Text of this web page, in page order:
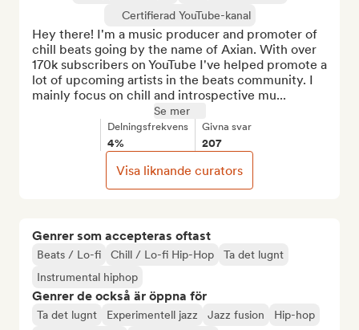
Genrer som accepteras oftast
Beats / Lo-fi Chill / Lo-fi Hip-Hop
Ta det lugnt
Instrumental hiphop
Genrer de också är öppna för
Ta det lugnt Experimentell jazz Jazz fusion
Hip-hop
Certifierad YouTube-kanal
Hey there! I'm a music producer and promoter of
chill beats going by the name of Axian. With over
170k subscribers on YouTube I've helped promote a
lot of upcoming artists in the beats community. I
mainly focus on chill and introspective mu...
Se mer
Delningsfrekvens
4%
Givna svar
207
Visa liknande curators